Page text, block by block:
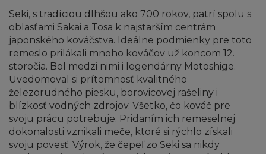
Seki, s tradíciou dlhšou ako 700 rokov, patrí spolu s
oblasťami Sakai a Tosa k najstarším centrám
japonského kováčstva. Ideálne podmienky pre toto
remeslo prilákali mnoho kováčov už koncom 12.
storočia. Bol medzi nimi i legendárny Motoshige.
Uvedomoval si prítomnosť kvalitného
železorudného piesku, borovicovej rašeliny i
blízkosť vodných zdrojov. Všetko, čo kováč pre
svoju prácu potrebuje. Pridaním ich remeselnej
dokonalosti vznikali meče, ktoré si rýchlo získali
svoju povesť. Výrok, že čepeľ zo Seki sa nikdy